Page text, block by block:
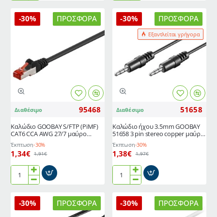
50470
3.5mm
θηλυκό
0.2m
GOOBAY
σε
1m,
ΠΡΟΣΦΟΡΆ
-30%
Διαθέσιμο 95468
Καλώδιο GOOBAY S/FTP (PiMF)
CAT6 CCA AWG 27/7 μαύρο
μήκους 0.5m
Έκπτωση-30%
1,34€ 1,91€
Καλώδιο
S/FTP
(PiMF)
ΠΡΟΣΦΟΡΆ
Εξαντλείται γρήγορα
-30%
Διαθέσιμο 51658
Καλώδιο ήχου 3.5mm GOOBAY
51658 3 pin stereo copper μαύρο
μήκους 1.5m
Έκπτωση-30%
1,38€ 1,97€
Καλώδιο
3.5mm
GOOBAY
ΠΡΟΣΦΟΡΆ
-30% ΠΡΟΣΦΟΡΆ
-30%